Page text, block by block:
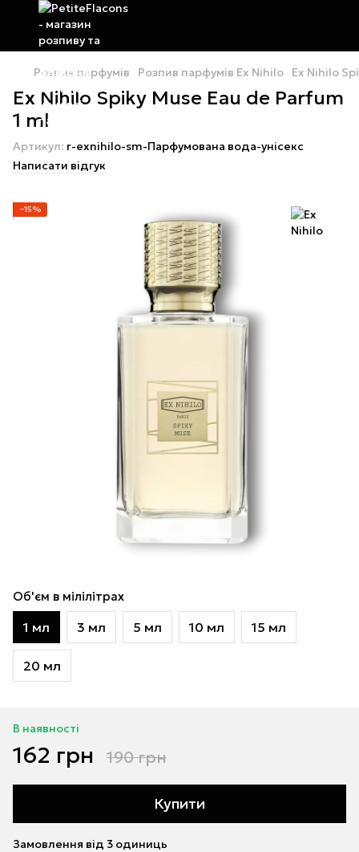
Розпив парфумів Розпив парфумів Ex Nihilo Ex Nihilo
Ex Nihilo Spiky Muse Eau de Parfum
1 ml
Артикул: r-exnihilo-sm-Парфумована вода-унісекс
Написати відгук
−15%
Об'єм в мілілітрах
1 мл 3 мл 5 мл 10 мл 15 мл
20 мл
В наявності
162 грн 190 грн
Купити
Замовлення від 3 одиниць